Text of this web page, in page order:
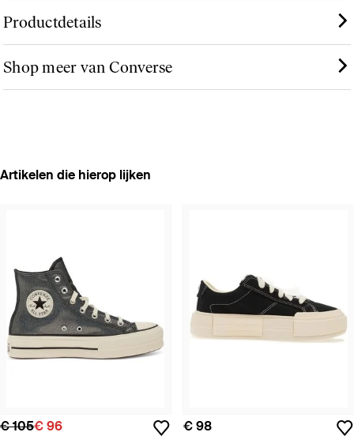
Productdetails
Shop meer van Converse
Artikelen die hierop lijken
€ 105€ 96 € 98